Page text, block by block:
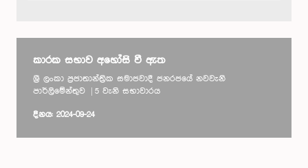
කාරක සභාව අහෝසි වී ඇත
ශ්‍රී ලංකා ප්‍රජාතාන්ත්‍රික සමාජවාදී ජනරජයේ නවවැනි
පාර්ලිමේන්තුව | 5 වැනි සභාවාරය
දිනය: 2024-09-24